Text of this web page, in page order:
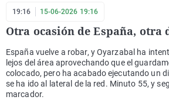
19:16 15-06-2026 19:16
Otra ocasión de España, otra
España vuelve a robar, y Oyarzabal ha
lejos del área aprovechando que el
colocado, pero ha acabado ejecutando un
se ha ido al lateral de la red. Minuto 55, y
marcador.